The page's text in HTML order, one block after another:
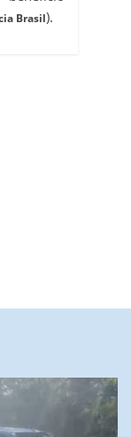
Brasil).